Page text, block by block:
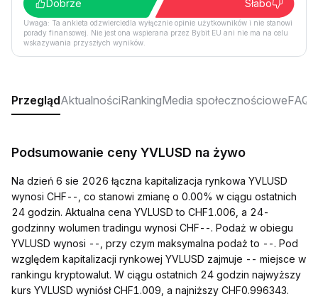
Dobrze
Słabo
Uwaga: Ta ankieta odzwierciedla wyłącznie opinie użytkowników i nie stanowi
porady finansowej. Nie jest ona wspierana przez Bybit EU ani nie ma na celu
wskazywania przyszłych wyników.
PrzeglądAktualnościRankingMedia społecznościoweFAQ
Podsumowanie ceny YVLUSD na żywo
Na dzień 6 sie 2026 łączna kapitalizacja rynkowa YVLUSD
wynosi CHF--, co stanowi zmianę o 0.00% w ciągu ostatnich
24 godzin. Aktualna cena YVLUSD to CHF1.006, a 24-
godzinny wolumen tradingu wynosi CHF--. Podaż w obiegu
YVLUSD wynosi --, przy czym maksymalna podaż to --. Pod
względem kapitalizacji rynkowej YVLUSD zajmuje -- miejsce w
rankingu kryptowalut. W ciągu ostatnich 24 godzin najwyższy
kurs YVLUSD wyniósł CHF1.009, a najniższy CHF0.996343.